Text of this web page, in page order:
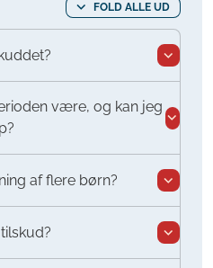
FOLD ALLE UD
være, og kan jeg
af flere børn?